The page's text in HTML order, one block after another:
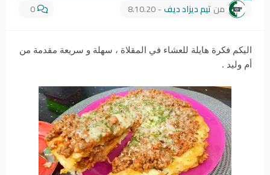
من تيم ديزاد ديف-
8.10.20
0
اليكم فكرة هايلة للعشاء في المقلاة ، سهلة و سريعة مقدمة من
أم وليد .